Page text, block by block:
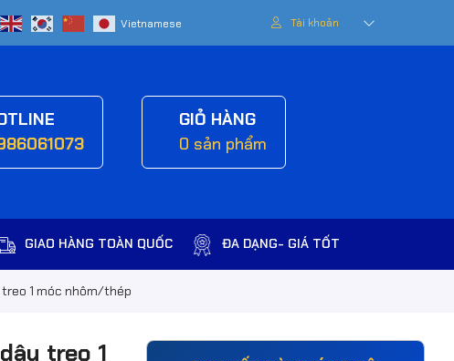
Tài khoản
GIỎ HÀNG
0 sản phẩm
GIAO HÀNG TOÀN QUỐC ĐA DẠNG- GIÁ TỐT
treo 1 móc nhôm/thép
treo 1